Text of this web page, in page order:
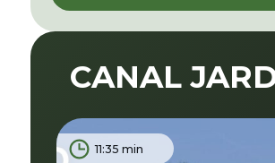
CANAL
11:35 min